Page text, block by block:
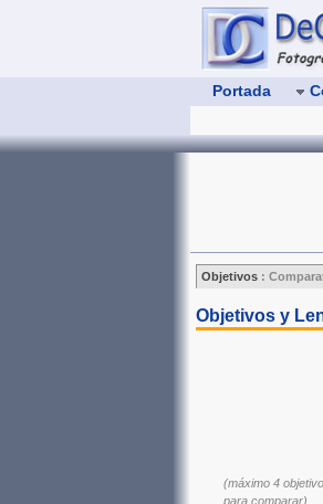
Portada
Objetivos :
Objetivos y
(máximo 4
para comparar)